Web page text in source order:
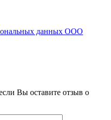
данных ООО
Вы оставите отзыв о